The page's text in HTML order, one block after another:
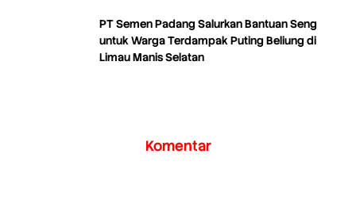
PT Semen Padang Salurkan Bantuan Seng
untuk Warga Terdampak Puting Beliung di
Limau Manis Selatan
Komentar